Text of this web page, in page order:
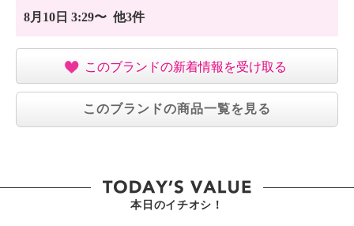
8月10日 3:29〜 他3件
このブランドの新着情報を受け取る
このブランドの商品一覧を見る
本日のイチオシ！